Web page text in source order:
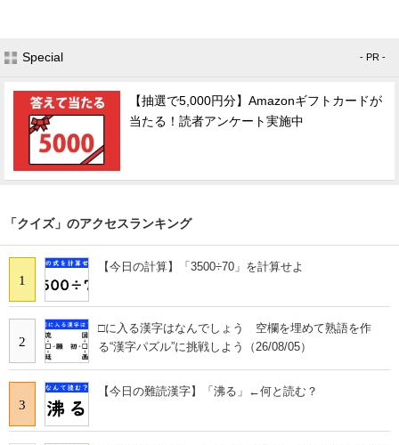
Special - PR -
【抽選で5,000円分】Amazonギフトカードが
当たる！読者アンケート実施中
「クイズ」のアクセスランキング
1
【今日の計算】「3500÷70」を計算せよ
2
□に入る漢字はなんでしょう 空欄を埋めて熟語を作
る“漢字パズル”に挑戦しよう（26/08/05）
3
【今日の難読漢字】「沸る」←何と読む？